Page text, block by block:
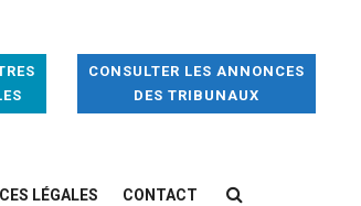
CONSULTER LES ANNONCES
DES TRIBUNAUX
LÉGALES CONTACT